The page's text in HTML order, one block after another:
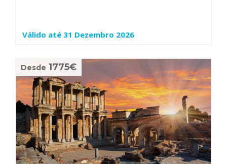
Válido até 31 Dezembro 2026
Desde 1775€